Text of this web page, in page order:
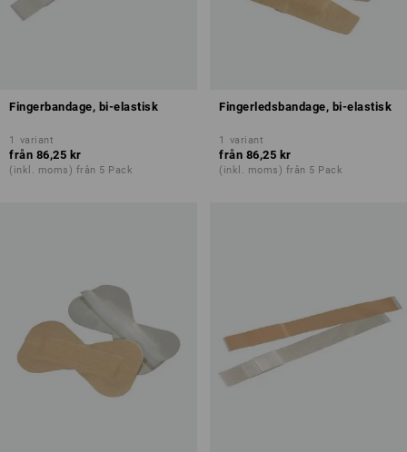
Fingerbandage, bi-elastisk
1 variant
från 86,25 kr
(inkl. moms) från 5 Pack
Fingerledsbandage, bi-elastisk
1 variant
från 86,25 kr
(inkl. moms) från 5 Pack